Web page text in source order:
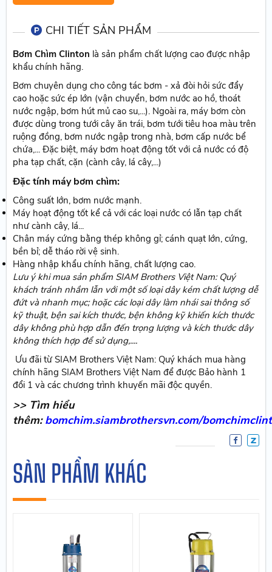
CHI TIẾT SẢN PHẨM
Bơm Chìm Clinton là sản phẩm chất lượng cao được nhập
khẩu chính hãng.
Bơm chuyên dụng cho công tác bơm - xả đòi hỏi sức đẩy
cao hoặc sức ép lớn (vận chuyển, bơm nước ao hồ, thoát
nước ngập, bơm hút mủ cao su,...). Ngoài ra, máy bơm còn
được dùng trong tưới cây ăn trái, bơm tưới tiêu hoa màu trên
ruộng đồng, bơm nước ngập trong nhà, bơm cấp nước bể
chứa,... Đặc biệt, máy bơm hoạt động tốt với cả nước có độ
pha tạp chất, cặn (cành cây, lá cây,...)
Đặc tính máy bơm chìm:
Công suất lớn, bơm nước mạnh.
Máy hoạt động tốt kể cả với các loại nước có lẫn tạp chất
như cành cây, lá...
Chân máy cứng bằng thép không gỉ; cánh quạt lớn, cứng,
bền bỉ; dễ tháo rời vệ sinh.
Hàng nhập khẩu chính hãng, chất lượng cao.
Lưu ý khi mua sản phẩm SIAM Brothers Việt Nam: Quý
khách tránh nhầm lẫn với một số loại dây kém chất lượng dễ
đứt và nhanh mục; hoặc các loại dây làm nhái sai thông số
kỹ thuật, bện sai kích thước, bện không kỹ khiến kích thước
dây không phù hợp dẫn đến trọng lượng và kích thước dây
không thích hợp để sử dụng,....
Ưu đãi từ SIAM Brothers Việt Nam: Quý khách mua hàng
chính hãng SIAM Brothers Việt Nam để được Bảo hành 1
đổi 1 và các chương trình khuyến mãi độc quyền.
>> Tìm hiểu
thêm: bomchim.siambrothersvn.com/
SẢN PHẨM KHÁC